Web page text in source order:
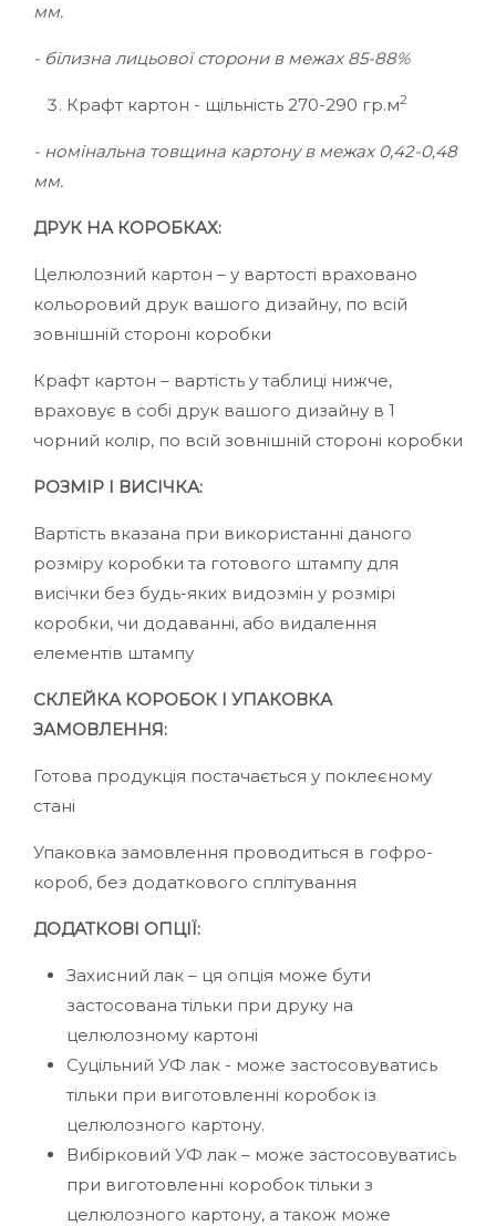
мм.
- білизна лицьової сторони в межах 85-88%
Крафт картон - щільність 270-290 гр.м2
- номінальна товщина картону в межах 0,42-0,48
мм.
ДРУК НА КОРОБКАХ:
Целюлозний картон – у вартості враховано
кольоровий друк вашого дизайну, по всій
зовнішній стороні коробки
Крафт картон – вартість у таблиці нижче,
враховує в собі друк вашого дизайну в 1
чорний колір, по всій зовнішній стороні коробки
РОЗМІР І ВИСІЧКА:
Вартість вказана при використанні даного
розміру коробки та готового штампу для
висічки без будь-яких видозмін у розмірі
коробки, чи додаванні, або видалення
елементів штампу
СКЛЕЙКА КОРОБОК І УПАКОВКА
ЗАМОВЛЕННЯ:
Готова продукція постачається у поклеєному
стані
Упаковка замовлення проводиться в гофро-
короб, без додаткового сплітування
ДОДАТКОВІ ОПЦІЇ:
Захисний лак – ця опція може бути
застосована тільки при друку на
целюлозному картоні
Суцільний УФ лак - може застосовуватись
тільки при виготовленні коробок із
целюлозного картону.
Вибірковий УФ лак – може застосовуватись
при виготовленні коробок тільки з
целюлозного картону, а також може